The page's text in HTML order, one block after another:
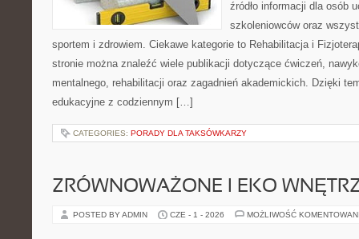
źródło informacji dla osób
szkoleniowców oraz
sportem i zdrowiem. Ciekawe kategorie to Rehabilitacja i
stronie można znaleźć wiele publikacji dotyczące ćwiczeń,
mentalnego, rehabilitacji oraz zagadnień akademickich. Dzięki
edukacyjne z codziennym […]
CATEGORIES: PORADY DLA TAKSÓWKARZY
ZRÓWNOWAŻONE I EKO
POSTED BY ADMIN CZE - 1 - 2026 MOŻLIWOŚĆ